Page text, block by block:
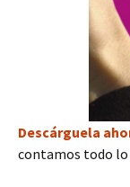
Descárguela
contamos todo lo